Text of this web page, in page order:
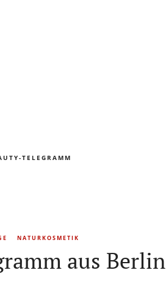
TELEGRAMM
NATURKOSMETIK
aus Berlin